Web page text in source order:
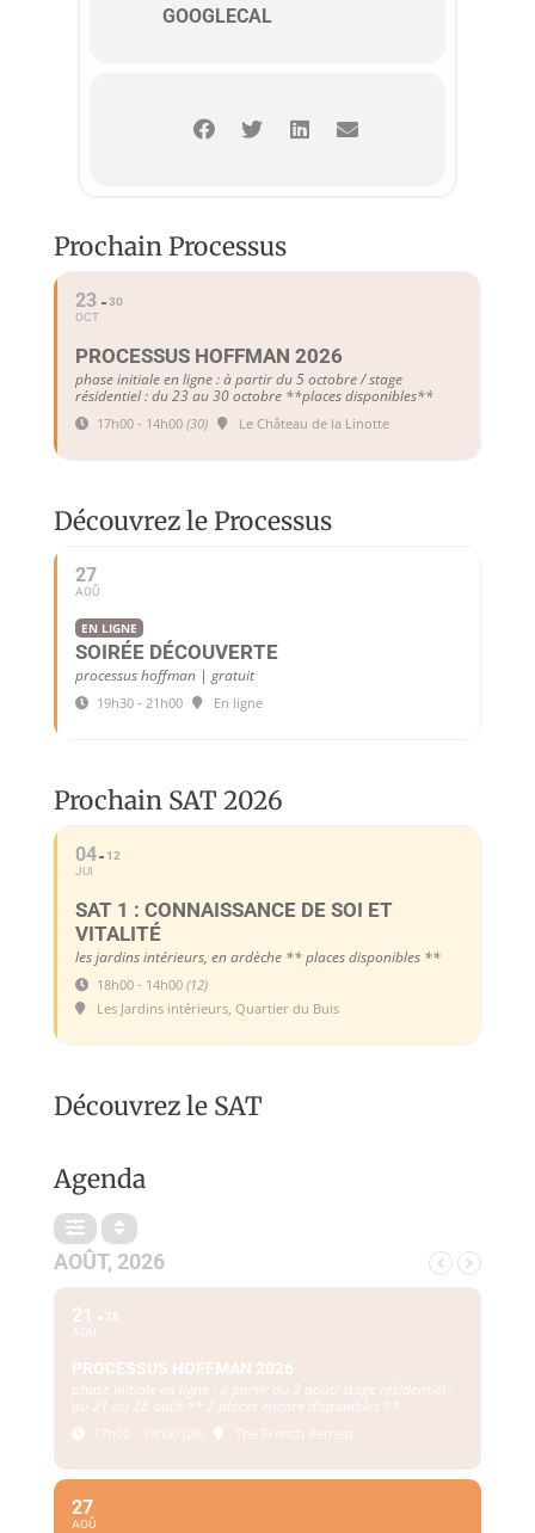
GOOGLECAL
Prochain Processus
23
OCT
30
PROCESSUS HOFFMAN 2026
phase initiale en ligne : à partir du 5 octobre / stage
résidentiel : du 23 au 30 octobre **places disponibles**
17h00 - 14h00 (30) Le Château de la Linotte
Découvrez le Processus
27
AOÛ
EN LIGNE
SOIRÉE DÉCOUVERTE
processus hoffman | gratuit
19h30 - 21h00 En ligne
Prochain SAT 2026
04
JUI
12
SAT 1 : CONNAISSANCE DE SOI ET
VITALITÉ
les jardins intérieurs, en ardèche ** places disponibles **
18h00 - 14h00 (12)
Les Jardins intérieurs, Quartier du Buis
Découvrez le SAT
Agenda
AOÛT, 2026
21
AOÛ
28
PROCESSUS HOFFMAN 2026
phase initiale en ligne : à partir du 3 août/ stage résidentiel :
du 21 au 28 août ** 2 places encore disponibles **
17h00 - 14h00 (28) The French Retreat
27
AOÛ